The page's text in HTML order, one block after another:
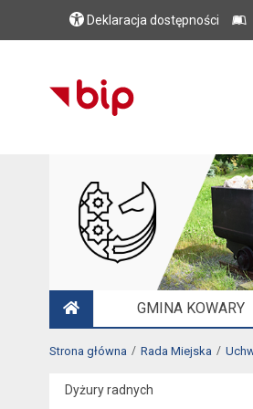
Deklaracja dostępności
GMINA KOWARY
Strona główna Rada Miejska
Dyżury radnych